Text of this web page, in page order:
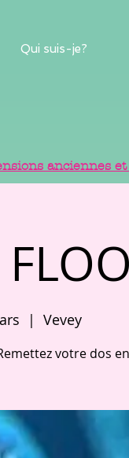
Qui suis-je?
anciennes
  |
Vevey
votre dos